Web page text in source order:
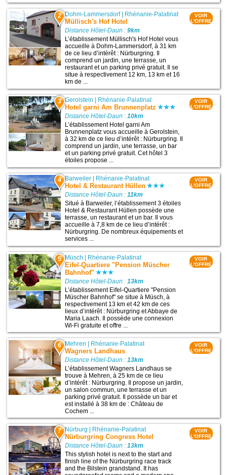
2 Dohm-Lammersdorf| Rhénanie-Palatinat
Müllisch's Hof Hotel
Distance Hôtel-Daun :9km
L’établissement Müllisch's Hof Hotel vous
accueille à Dohm-Lammersdorf, à 31 km
de ce lieu d’intérêt : Nürburgring. Il
comprend un jardin, une terrasse, un
restaurant et un parking privé gratuit. Il se
situe à respectivement 12 km, 13 km et 16
km de ...
VOIR
L'OFFRE
3 Gerolstein Rhénanie-Palatinat
Hotel garni Am Brunnenplatz
Distance Hôtel-Daun :10km
L’établissement Hotel garni Am
Brunnenplatz vous accueille à Gerolstein,
à 32 km de ce lieu d’intérêt : Nürburgring. Il
comprend un jardin, une terrasse, un bar
et un parking privé gratuit. Cet hôtel 3
étoiles propose ...
VOIR
L'OFFRE
4 Barweiler Rhénanie-Palatinat
Hotel & Restaurant Hüllen
Distance Hôtel-Daun :11km
Situé à Barweiler, l’établissement 3 étoiles
Hotel & Restaurant Hüllen possède une
terrasse, un restaurant et un bar. Il vous
accueille à 7,8 km de ce lieu d’intérêt :
Nürburgring. De nombreux équipements et
services ...
VOIR
L'OFFRE
5 Müsch | Rhénanie-Palatinat
Eifel-Quartiere "Pension Müscher
Bahnhof"
Distance Hôtel-Daun :13km
L’établissement Eifel-Quartiere "Pension
Müscher Bahnhof" se situe à Müsch, à
respectivement 13 km et 42 km de ces
lieux d’intérêt : Nürburgring et Abbaye de
Maria Laach. Il possède une connexion
Wi-Fi gratuite et offre ...
VOIR
L'OFFRE
6 Mehren | Rhénanie-Palatinat
Wagners Landhaus
Distance Hôtel-Daun :13km
L’établissement Wagners Landhaus se
trouve à Mehren, à 25 km de ce lieu
d’intérêt : Nürburgring. Il propose un jardin,
un salon commun, une terrasse et un
parking privé gratuit. Il possède un bar et
est installé à 38 km de : Château de
Cochem ...
VOIR
L'OFFRE
7 Nürburg Rhénanie-Palatinat
Nürburgring Congress Hotel
Distance Hôtel-Daun :13km
This stylish hotel is next to the start and
finish line of the Nürburgring race track
and the Bilstein grandstand. It has
VOIR
L'OFFRE